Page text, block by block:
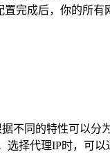
完成后，你的所有
不同的特性可以分
择代理IP时，可以